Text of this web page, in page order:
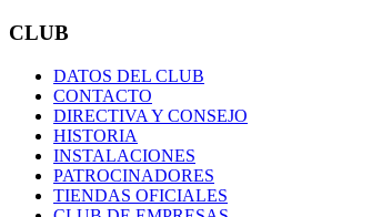
CLUB
DATOS DEL CLUB
CONTACTO
DIRECTIVA Y CONSEJO
HISTORIA
INSTALACIONES
PATROCINADORES
TIENDAS OFICIALES